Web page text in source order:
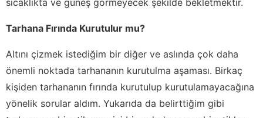
Tarhana Fırında Kurutulur mu?
Altını çizmek istediğim bir diğer ve aslında çok daha
önemli noktada tarhananın kurutulma aşaması. Birkaç
kişiden tarhananın fırında kurutulup kurutulamayacağına
yönelik sorular aldım. Yukarıda da belirttiğim gibi